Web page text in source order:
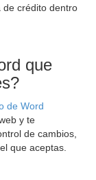
de crédito dentro
que
de Word
y te
de cambios,
que aceptas.